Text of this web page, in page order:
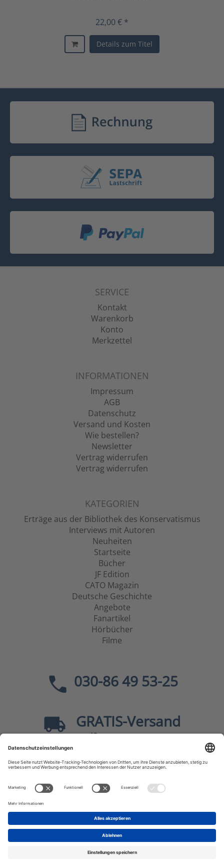
22,00 € *
Details zum Titel
SERVICE
Kontakt
Warenkorb
Konto
Merkzettel
INFORMATIONEN
Impressum
AGB
Datenschutz
Versand und Kosten
Wie bestellen?
Newsletter
Vertrag widerrufen
Vertrag widerrufen
KATEGORIEN
Erträge aus der Bibliothek des Konservatismus
Interviews mit Autoren
Neuheiten
Startseite
Bücher
JF Edition
CATO Magazin
Deutsche Geschichte
Angebote
Fanartikel
Hörbücher
Filme
030-86 49 53-25
GRATIS-Versand
40
Sicher dank SSL
* Alle Preiseinkl. MwSt., zzgl.Versandkosten
JF-Buchdienst – Aktuelle Bücher zu Politik, Geschichte,
Zeitgeschehen, Kultur, Wissen u.v.m.